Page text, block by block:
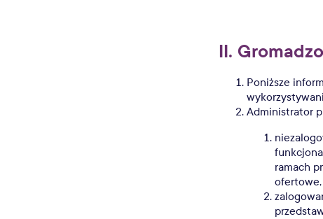
II.
Poniższe
Administrator
ramach